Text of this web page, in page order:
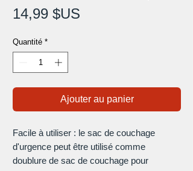
14,99 $US
Quantité *
Ajouter au panier
Facile à utiliser : le sac de couchage
d'urgence peut être utilisé comme
doublure de sac de couchage pour